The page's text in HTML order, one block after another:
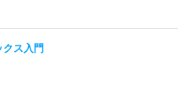
ス入門